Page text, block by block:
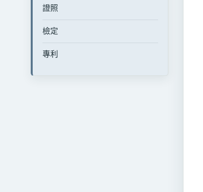
證照
檢定
專利